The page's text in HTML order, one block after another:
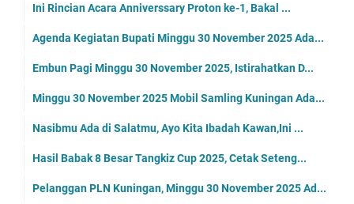
Ini Rincian Acara Anniverssary Proton ke-1, Bakal ...
Agenda Kegiatan Bupati Minggu 30 November 2025 Ada...
Embun Pagi Minggu 30 November 2025, Istirahatkan D...
Minggu 30 November 2025 Mobil Samling Kuningan Ada...
Nasibmu Ada di Salatmu, Ayo Kita Ibadah Kawan,Ini ...
Hasil Babak 8 Besar Tangkiz Cup 2025, Cetak Seteng...
Pelanggan PLN Kuningan, Minggu 30 November 2025 Ad...